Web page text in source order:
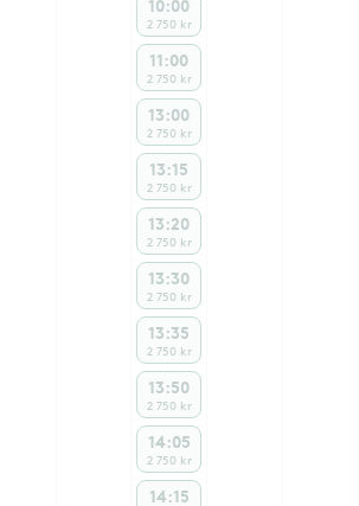
10:00
2 750 kr
11:00
2 750 kr
13:00
2 750 kr
13:15
2 750 kr
13:20
2 750 kr
13:30
2 750 kr
13:35
2 750 kr
13:50
2 750 kr
14:05
2 750 kr
14:15